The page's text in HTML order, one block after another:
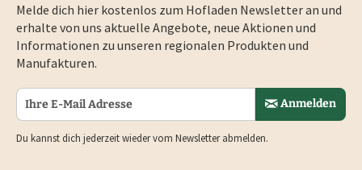
Melde dich hier kostenlos zum Hofladen Newsletter an und
erhalte von uns aktuelle Angebote, neue Aktionen und
Informationen zu unseren regionalen Produkten und
Manufakturen.
Anmelden
Du kannst dich jederzeit wieder vom Newsletter abmelden.